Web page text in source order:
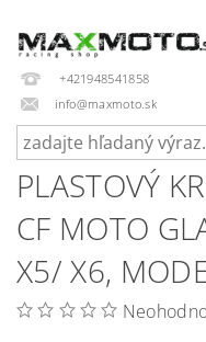
+421948541858
info@maxmoto.sk
PLASTOVÝ
CF MOTO
X5/ X6,